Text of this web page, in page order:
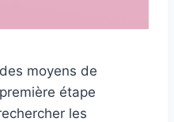
moyens de
étape
les